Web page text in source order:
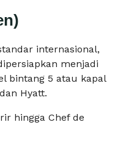
internasional,
menjadi
bintang 5 atau kapal
Hyatt.
hingga Chef de